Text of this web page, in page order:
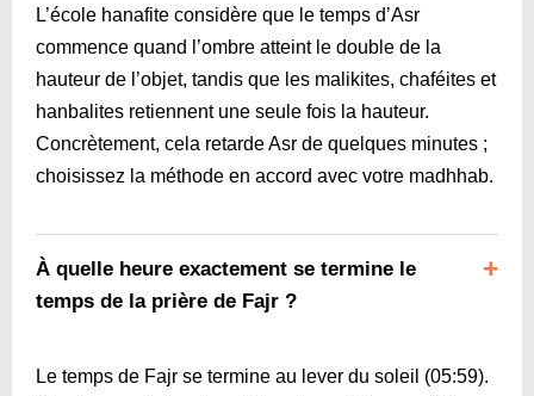
L’école hanafite considère que le temps d’Asr
commence quand l’ombre atteint le double de la
hauteur de l’objet, tandis que les malikites, chaféites et
hanbalites retiennent une seule fois la hauteur.
Concrètement, cela retarde Asr de quelques minutes ;
choisissez la méthode en accord avec votre madhhab.
À quelle heure exactement se termine le
temps de la prière de Fajr ?
Le temps de Fajr se termine au lever du soleil (05:59).